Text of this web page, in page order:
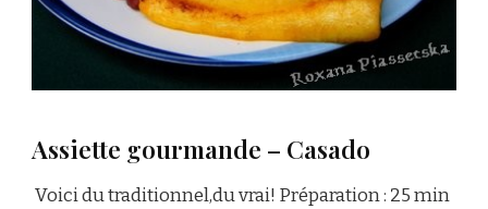
Assiette gourmande – Casado
Voici du traditionnel,du vrai! Préparation : 25 min